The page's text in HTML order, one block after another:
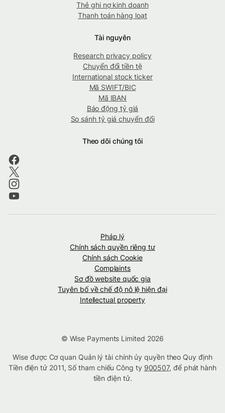
Thẻ ghi nợ kinh doanh
Thanh toán hàng loạt
Tài nguyên
Research privacy policy
Chuyển đổi tiền tệ
International stock ticker
Mã SWIFT/BIC
Mã IBAN
Báo động tỷ giá
So sánh tỷ giá chuyển đổi
Theo dõi chúng tôi
Pháp lý
Chính sách quyền riêng tư
Chính sách Cookie
Complaints
Sơ đồ website quốc gia
Tuyên bố về chế độ nô lệ hiện đại
Intellectual property
© Wise Payments Limited 2026
Wise được Cơ quan Quản lý tài chính ủy quyền theo Quy định
Tiền điện tử 2011, Số tham chiếu Công ty 900507, để phát hành
tiền điện tử.